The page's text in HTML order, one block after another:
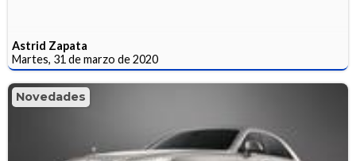
Astrid Zapata
Martes, 31 de marzo de 2020
Novedades